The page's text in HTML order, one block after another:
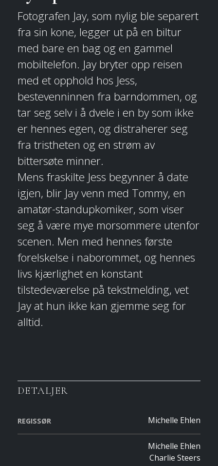
Fotografen Jay, som nylig ble separert
fra sin kone, legger ut på en biltur
med bare en bag og en gammel
mobiltelefon. Jay bryter opp reisen
med et opphold hos Jess,
bestevenninnen fra barndommen, og
tar seg selv i å dvele i en by som ikke
er hennes egen, og distraherer seg
fra tristheten og en strøm av
bittersøte minner.
Mens fraskilte Jess begynner å date
igjen, blir Jay venn med Tommy, en
amatør-standupkomiker, som viser
seg å være mye morsommere utenfor
scenen. Men med hennes første
forelskelse i naborommet, og hennes
livs kjærlighet en konstant
tilstedeværelse på tekstmelding, vet
Jay at hun ikke kan gjemme seg for
alltid.
DETALJER
REGISSØR Michelle Ehlen
Michelle Ehlen
Charlie Steers